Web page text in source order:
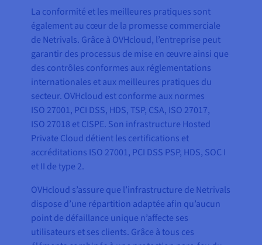
La conformité et les meilleures pratiques sont
également au cœur de la promesse commerciale
de Netrivals. Grâce à OVHcloud, l’entreprise peut
garantir des processus de mise en œuvre ainsi que
des contrôles conformes aux réglementations
internationales et aux meilleures pratiques du
secteur. OVHcloud est conforme aux normes
ISO 27001, PCI DSS, HDS, TSP, CSA, ISO 27017,
ISO 27018 et CISPE. Son infrastructure Hosted
Private Cloud détient les certifications et
accréditations ISO 27001, PCI DSS PSP, HDS, SOC I
et II de type 2.
OVHcloud s’assure que l’infrastructure de Netrivals
dispose d’une répartition adaptée afin qu’aucun
point de défaillance unique n’affecte ses
utilisateurs et ses clients. Grâce à tous ces